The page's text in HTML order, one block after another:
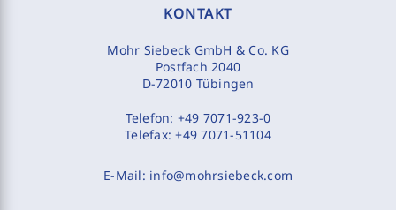
KONTAKT
Mohr Siebeck GmbH & Co. KG
Postfach 2040
D-72010 Tübingen
Telefon: +49 7071-923-0
Telefax:+49 7071-51104
E-Mail: info@mohrsiebeck.com